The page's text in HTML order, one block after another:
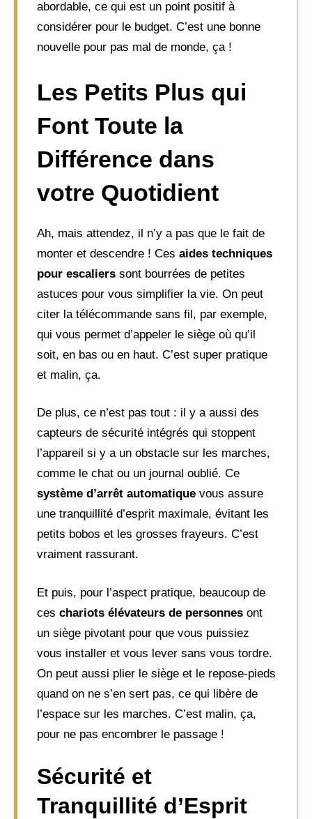
abordable, ce qui est un point positif à
considérer pour le budget. C’est une bonne
nouvelle pour pas mal de monde, ça !
Les Petits Plus qui
Font Toute la
Différence dans
votre Quotidient
Ah, mais attendez, il n’y a pas que le fait de
monter et descendre ! Ces aides techniques
pour escaliers sont bourrées de petites
astuces pour vous simplifier la vie. On peut
citer la télécommande sans fil, par exemple,
qui vous permet d’appeler le siège où qu’il
soit, en bas ou en haut. C’est super pratique
et malin, ça.
De plus, ce n’est pas tout : il y a aussi des
capteurs de sécurité intégrés qui stoppent
l’appareil si y a un obstacle sur les marches,
comme le chat ou un journal oublié. Ce
système d’arrêt automatique vous assure
une tranquillité d’esprit maximale, évitant les
petits bobos et les grosses frayeurs. C’est
vraiment rassurant.
Et puis, pour l’aspect pratique, beaucoup de
ces chariots élévateurs de personnes ont
un siège pivotant pour que vous puissiez
vous installer et vous lever sans vous tordre.
On peut aussi plier le siège et le repose-pieds
quand on ne s’en sert pas, ce qui libère de
l’espace sur les marches. C’est malin, ça,
pour ne pas encombrer le passage !
Sécurité et
Tranquillité d’Esprit